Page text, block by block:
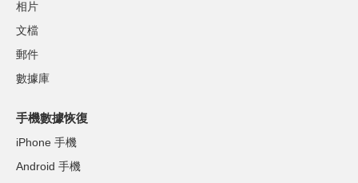
相片
文檔
郵件
數據庫
手機數據恢復
iPhone 手機
Android 手機